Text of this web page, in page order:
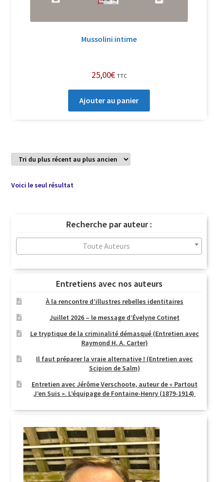
Mussolini intime
25,00€ TTC
Ajouter au panier
Voici le seul résultat
Recherche par auteur :
Toute Auteurs
Entretiens avec nos auteurs
À la rencontre d’illustres rebelles identitaires
Juillet 2026 – le message d’Évelyne Cotinet
Le tryptique de la criminalité démasqué (Entretien avec
Raymond H. A. Carter)
Il faut préparer la vraie alternative ! (Entretien avec
Scipion de Salm)
Entretien avec Jérôme Verschoote, auteur de « Partout
J’en Suis ». L’équipage de Fontaine-Henry (1879-1914)